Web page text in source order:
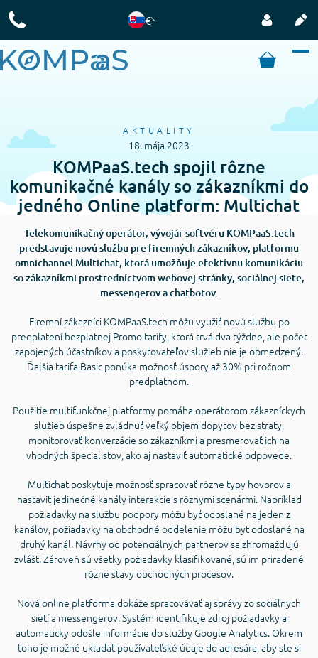
€
AKTUALITY
18. mája 2023
KOMPaaS.tech spojil rôzne
komunikačné kanály so zákazníkmi do
jedného Online platform: Multichat
Telekomunikačný operátor, vývojár softvéru KOMPaaS.tech
predstavuje novú službu pre firemných zákazníkov, platformu
omnichannel Multichat, ktorá umožňuje efektívnu komunikáciu
so zákazníkmi prostredníctvom webovej stránky, sociálnej siete,
messengerov a chatbotov.
Firemní zákazníci KOMPaaS.tech môžu využiť novú službu po
predplatení bezplatnej Promo tarify, ktorá trvá dva týždne, ale počet
zapojených účastníkov a poskytovateľov služieb nie je obmedzený.
Ďalšia tarifa Basic ponúka možnosť úspory až 30% pri ročnom
predplatnom.
Použitie multifunkčnej platformy pomáha operátorom zákazníckych
služieb úspešne zvládnuť veľký objem dopytov bez straty,
monitorovať konverzácie so zákazníkmi a presmerovať ich na
vhodných špecialistov, ako aj nastaviť automatické odpovede.
Multichat poskytuje možnosť spracovať rôzne typy hovorov a
nastaviť jedinečné kanály interakcie s rôznymi scenármi. Napríklad
požiadavky na službu podpory môžu byť odoslané na jeden z
kanálov, požiadavky na obchodné oddelenie môžu byť odoslané na
druhý kanál. Návrhy od potenciálnych partnerov sa zhromažďujú
zvlášť. Zároveň sú všetky požiadavky klasifikované, sú im priradené
rôzne stavy obchodných procesov.
Nová online platforma dokáže spracovávať aj správy zo sociálnych
sietí a messengerov. Systém identifikuje zdroj požiadavky a
automaticky odošle informácie do služby Google Analytics. Okrem
toho je možné ukladať používateľské údaje do adresára, aby ste si